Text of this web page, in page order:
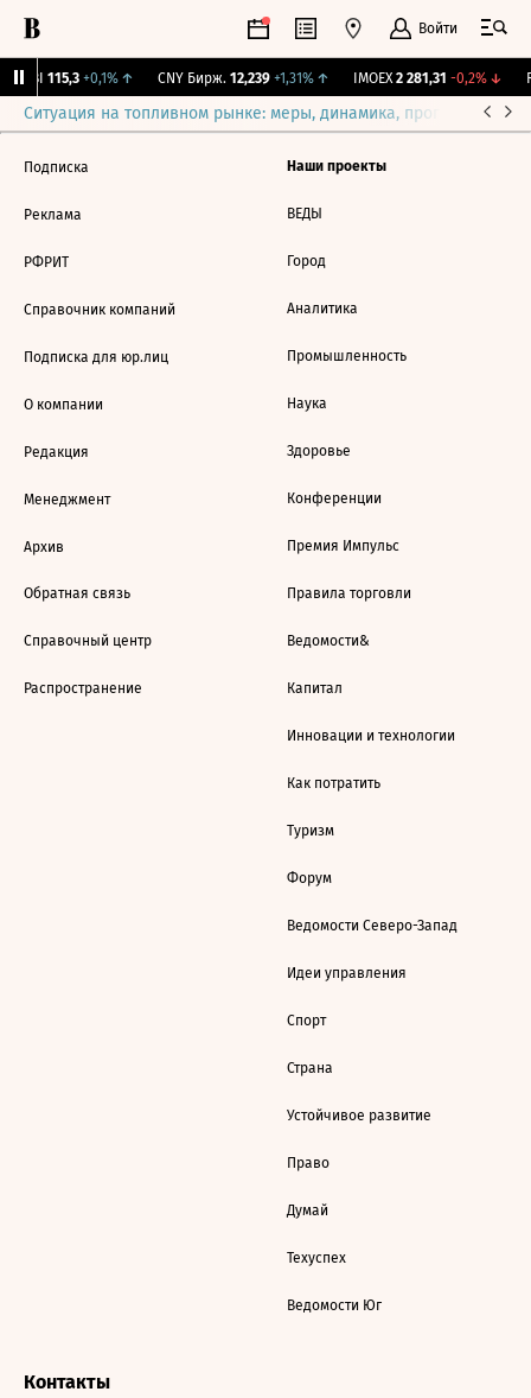
Войти
115,3 +0,1%↑ CNY Бирж. 12,239 +1,31%↑ IMOEX 2 281,31 -0,2%↓
Ситуация на топливном рынке: меры, динамика, прогнозы
Подписка
Реклама
РФРИТ
Справочник компаний
Подписка для юр.лиц
О компании
Редакция
Менеджмент
Архив
Обратная связь
Справочный центр
Распространение
Наши проекты
ВЕДЫ
Город
Аналитика
Промышленность
Наука
Здоровье
Конференции
Премия Импульс
Правила торговли
Ведомости&
Капитал
Инновации и технологии
Как потратить
Туризм
Форум
Ведомости Северо-Запад
Идеи управления
Спорт
Страна
Устойчивое развитие
Право
Думай
Техуспех
Ведомости Юг
Контакты